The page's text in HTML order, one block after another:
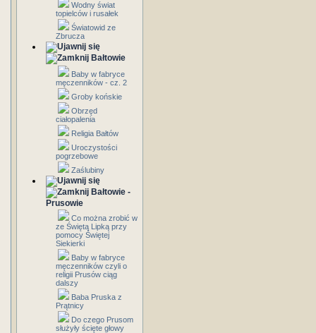
Wodny świat
topielców i rusałek
Światowid ze
Zbrucza
Bałtowie
Baby w fabryce
męczenników - cz. 2
Groby końskie
Obrzęd
ciałopalenia
Religia Bałtów
Uroczystości
pogrzebowe
Zaślubiny
Bałtowie -
Prusowie
Co można zrobić w
ze Świętą Lipką przy
pomocy Świętej
Siekierki
Baby w fabryce
męczenników czyli o
religii Prusów ciąg
dalszy
Baba Pruska z
Prątnicy
Do czego Prusom
służyły ścięte głowy